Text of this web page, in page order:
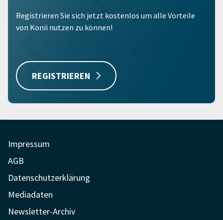
Registrieren Sie sich jetzt kostenlos um alle Vorteile
von Konii nutzen zu können!
REGISTRIEREN
Impressum
AGB
Datenschutzerklärung
Mediadaten
Newsletter-Archiv